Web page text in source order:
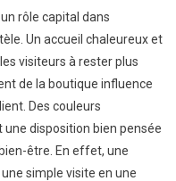
un rôle capital dans
Un accueil chaleureux et
visiteurs à rester plus
de la boutique influence
Des couleurs
disposition bien pensée
être. En effet, une
simple visite en une